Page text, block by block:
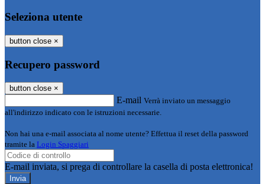
Seleziona utente
button close ×
Recupero password
button close ×
E-mail Verrà inviato un messaggio
all'indirizzo indicato con le istruzioni necessarie.
Non hai una e-mail associata al nome utente? Effettua il reset della password
tramite la Login Spaggiari
E-mail inviata, si prega di controllare la casella di posta elettronica!